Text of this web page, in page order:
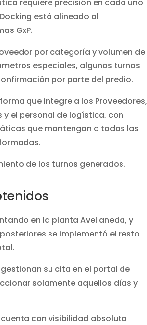
requiere precisión en cada uno
está alineado al
GxP.
por categoría y volumen de
especiales, algunos turnos
por parte del predio.
que integre a los Proveedores,
y el personal de logística, con
que mantengan a todas las
de los turnos generados.
en la planta Avellaneda, y
se implementó el resto
su cita en el portal de
solamente aquellos días y
con visibilidad absoluta